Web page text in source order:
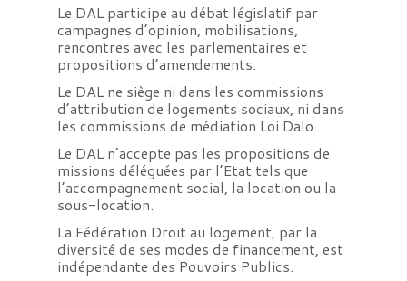
Le DAL participe au débat législatif par
campagnes d’opinion, mobilisations,
rencontres avec les parlementaires et
propositions d’amendements.
Le DAL ne siège ni dans les commissions
d’attribution de logements sociaux, ni dans
les commissions de médiation Loi Dalo.
Le DAL n’accepte pas les propositions de
missions déléguées par l’Etat tels que
l’accompagnement social, la location ou la
sous-location.
La Fédération Droit au logement, par la
diversité de ses modes de financement, est
indépendante des Pouvoirs Publics.